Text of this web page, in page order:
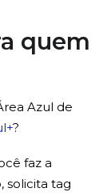
quem
Azul de
?
faz a
solicita tag